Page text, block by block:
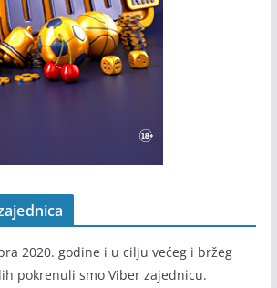
2020. godine i u cilju većeg i bržeg
pokrenuli smo Viber zajednicu.